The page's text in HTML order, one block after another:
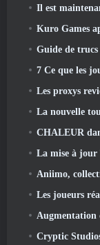
Il est maintenant temps de
Kuro Games apporte
Guide de
7 Ce que les
Les proxys reviennent enfin
La nouvelle tournée
CHALEUR
La mise à jour Throne
Aniimo,
Les joueurs réagissent mal
Augmentation du niveau
Cryptic Studios